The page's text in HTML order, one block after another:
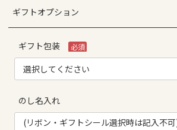
ギフトオプション
ギフト包装
(必
須)
のし名入れ